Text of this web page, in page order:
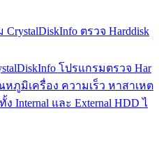
ตรวจ Harddisk
โปรแกรมตรวจ Har
ภูมิเครื่อง ความเร็ว หาสาเหต
Internal และ External HDD ไ